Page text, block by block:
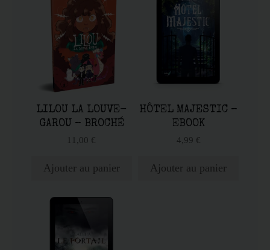
LILOU LA LOUVE-
GAROU – BROCHÉ
11,00 €
Ajouter au panier
HÔTEL MAJESTIC –
EBOOK
4,99 €
Ajouter au panier